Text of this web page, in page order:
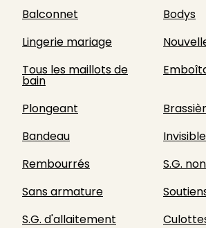
Balconnet
Bodys
Lingerie mariage
Tous les maillots de
bain
Plongeant
Bandeau
Rembourrés
S.G.
Sans armature
S.G. d'allaitement